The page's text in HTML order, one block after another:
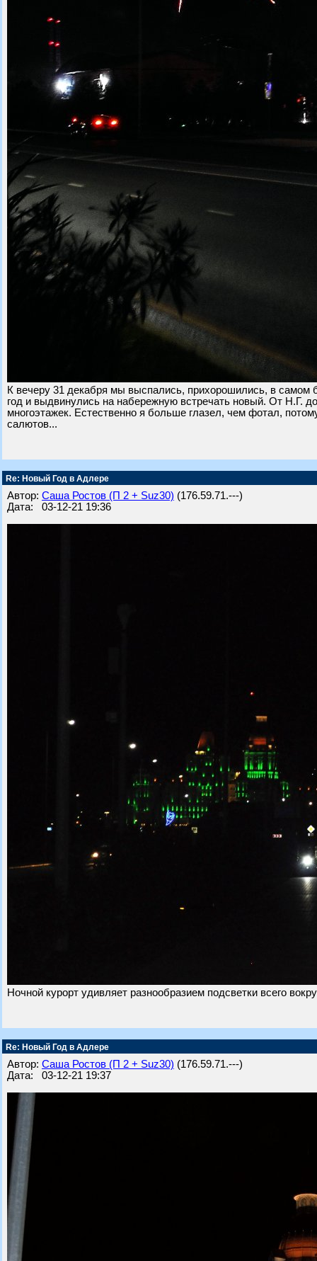
К вечеру 31 декабря мы выспались, прихорошились, в самом
год и выдвинулись на набережную встречать новый. От Н.Г.
многоэтажек. Естественно я больше глазел, чем фотал,
салютов...
Re: Новый Год в Адлере
Автор: Саша Ростов (П 2 + Suz30) (176.59.71.---)
Дата: 03-12-21 19:36
Ночной курорт удивляет разнообразием подсветки всего
Re: Новый Год в Адлере
Автор: Саша Ростов (П 2 + Suz30) (176.59.71.---)
Дата: 03-12-21 19:37